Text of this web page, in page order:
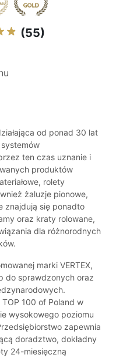
(55)
od ponad 30 lat
ten czas uznanie i
produktów
rolety
żaluzje pionowe,
znajdują się ponadto
oraz kraty rolowane,
dla różnorodnych
marki VERTEX,
do sprawdzonych oraz
100 of Poland w
wysokowego poziomu
zapewnia
doradztwo, dokładny
24-miesięczną